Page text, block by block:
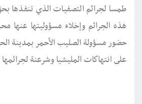
طمسا لجرائم التصفيات الذي تنفذها
هذه الجرائم وإخلاء مسؤوليتها عنها
حضور مسؤولة الصليب الأحمر بمدينة
على انتهاكات المليشيا وشرعنة